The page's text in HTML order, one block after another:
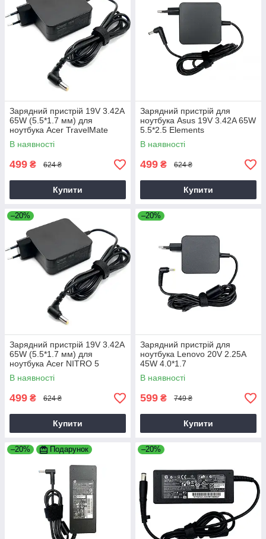
Зарядний пристрій 19V 3.42A
65W (5.5*1.7 мм) для
ноутбука Acer TravelMate
P2510-G2-M
В наявності
499 ₴ 624 ₴
Купити
Зарядний пристрій для
ноутбука Asus 19V 3.42A 65W
5.5*2.5 Elements
В наявності
499 ₴ 624 ₴
Купити
–20%
Зарядний пристрій 19V 3.42A
65W (5.5*1.7 мм) для
ноутбука Acer NITRO 5
AN515-31 65
В наявності
499 ₴ 624 ₴
Купити
–20%
Зарядний пристрій для
ноутбука Lenovo 20V 2.25A
45W 4.0*1.7
В наявності
599 ₴ 749 ₴
Купити
–20% Подарунок –20%